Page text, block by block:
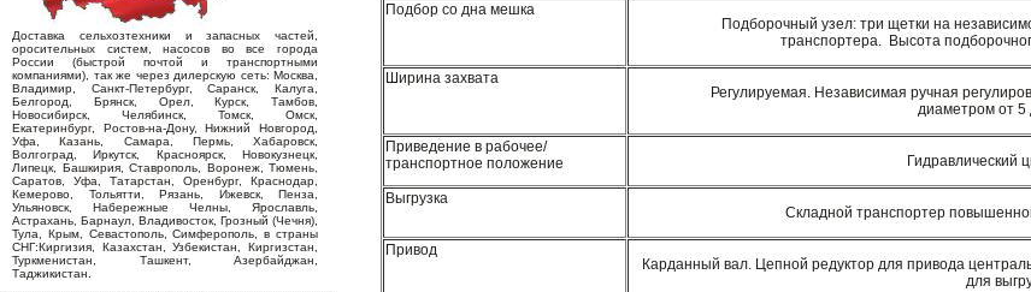
Доставка сельхозтехники и запасных частей,
оросительных систем, насосов во все города
России (быстрой почтой и транспортными
компаниями), так же через дилерскую сеть: Москва,
Владимир, Санкт-Петербург, Саранск, Калуга,
Белгород, Брянск, Орел, Курск, Тамбов,
Новосибирск, Челябинск, Томск, Омск,
Екатеринбург, Ростов-на-Дону, Нижний Новгород,
Уфа, Казань, Самара, Пермь, Хабаровск,
Волгоград, Иркутск, Красноярск, Новокузнецк,
Липецк, Башкирия, Ставрополь, Воронеж, Тюмень,
Саратов, Уфа, Татарстан, Оренбург, Краснодар,
Кемерово, Тольятти, Рязань, Ижевск, Пенза,
Ульяновск, Набережные Челны, Ярославль,
Астрахань, Барнаул, Владивосток, Грозный (Чечня),
Тула, Крым, Севастополь, Симферополь, в страны
СНГ:Киргизия, Казахстан, Узбекистан, Киргизстан,
Туркменистан, Ташкент, Азербайджан,
Таджикистан.
Подбор со дна мешка
Подборочный узел: три щетки на
транспортера. Высота
Ширина захвата
Регулируемая. Независимая ручная
диаметром от 5
Приведение в рабочее/
транспортное положение
Гидравлический
Выгрузка
Складной транспортер
Привод
Карданный вал. Цепной редуктор для привода
для